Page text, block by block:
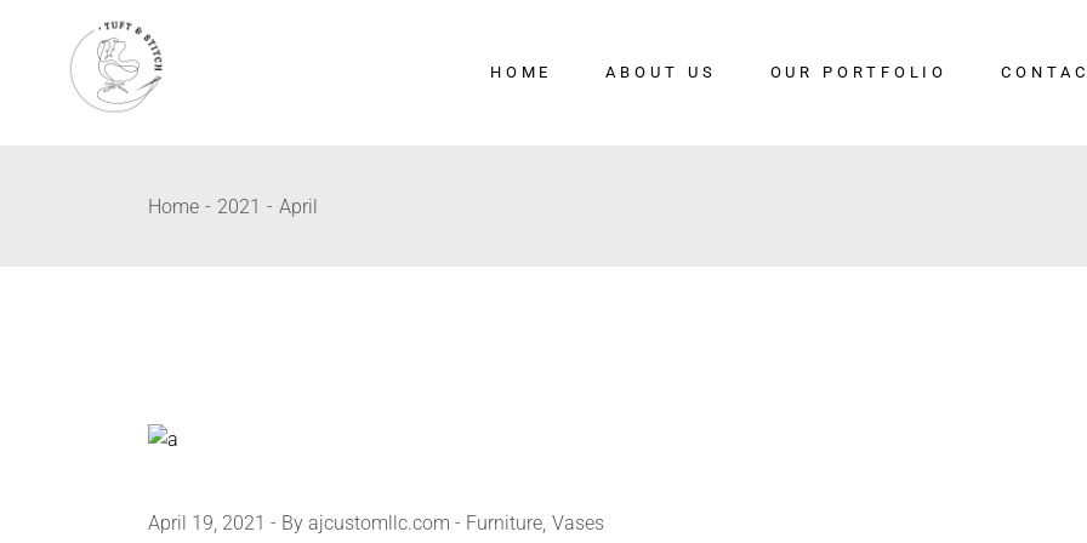
HOME ABOUT US OUR PORTFOLIO
Home 2021 April
April 19, 2021 By ajcustomllc.com Furniture Vases